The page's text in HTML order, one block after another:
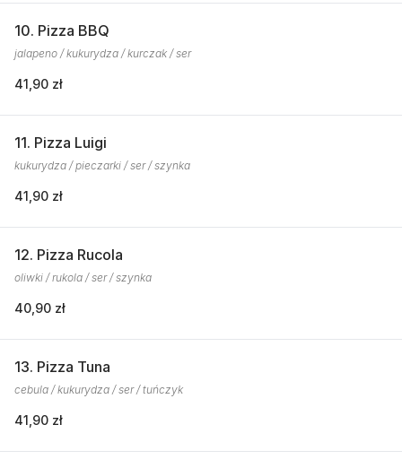
10. Pizza BBQ
jalapeno / kukurydza / kurczak / ser
41,90 zł
11. Pizza Luigi
kukurydza / pieczarki / ser / szynka
41,90 zł
12. Pizza Rucola
oliwki / rukola / ser / szynka
40,90 zł
13. Pizza Tuna
cebula / kukurydza / ser / tuńczyk
41,90 zł